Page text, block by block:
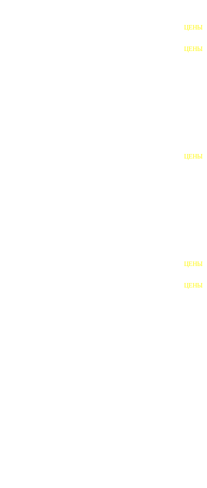
ЦЕНЫ
ЦЕНЫ
ШАЙБЫ ФУНДАМЕНТНЫЕ
ЦЕНЫ
ЦЕНЫ
ЦЕНЫ